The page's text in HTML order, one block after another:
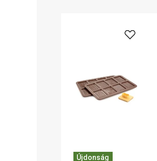
Újdonság